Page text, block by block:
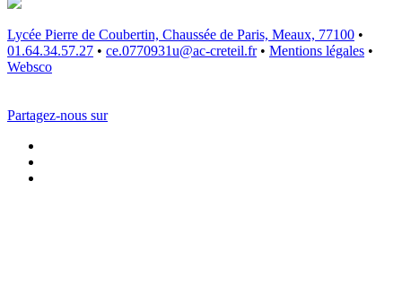
Lycée Pierre de Coubertin, Chaussée de Paris, Meaux, 77100 •
01.64.34.57.27 • ce.0770931u@ac-creteil.fr • Mentions légales •
Websco
Partagez-nous sur